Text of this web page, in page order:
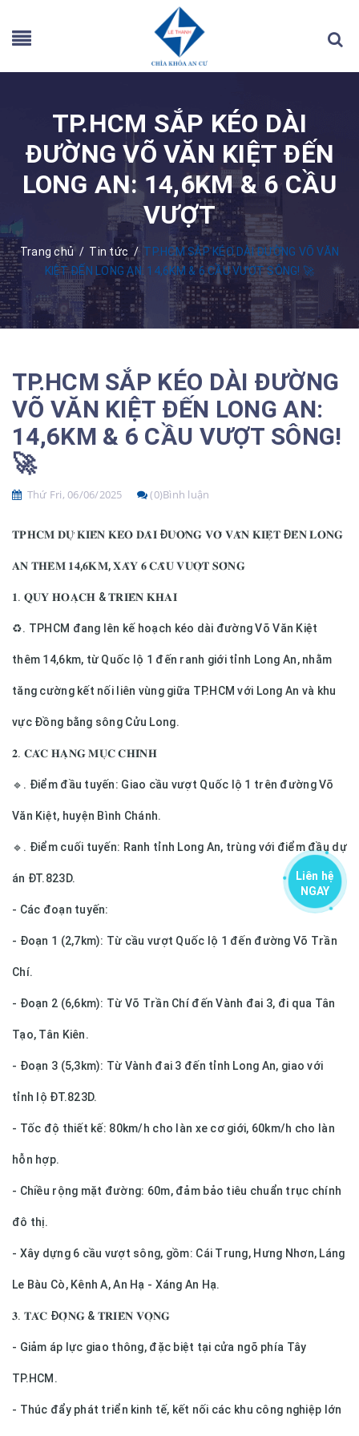
TP.HCM SẮP KÉO DÀI
ĐƯỜNG VÕ VĂN KIỆT ĐẾN
LONG AN: 14,6KM & 6 CẦU
VƯỢT
Trang chủ / Tin tức / TP.HCM SẮP KÉO DÀI ĐƯỜNG VÕ VĂN
KIỆT ĐẾN LONG AN: 14,6KM & 6 CẦU VƯỢT SÔNG! 🚀
TP.HCM SẮP KÉO DÀI ĐƯỜNG
VÕ VĂN KIỆT ĐẾN LONG AN:
14,6KM & 6 CẦU VƯỢT SÔNG!
🚀
Thứ Fri, 06/06/2025 (0)Bình luận
𝐓𝐏𝐇𝐂𝐌 𝐃𝐔̛̣ 𝐊𝐈𝐄̂́𝐍 𝐊𝐄́𝐎 𝐃𝐀̀𝐈 Đ𝐔̛𝐎̛̀𝐍𝐆 𝐕𝐎̃ 𝐕𝐀̆𝐍 𝐊𝐈𝐄̣̂𝐓 Đ𝐄̂́𝐍 𝐋𝐎𝐍𝐆
𝐀𝐍 𝐓𝐇𝐄̂𝐌 𝟏𝟒,𝟔𝐊𝐌, 𝐗𝐀̂𝐘 𝟔 𝐂𝐀̂̀𝐔 𝐕𝐔̛𝐎̛̣𝐓 𝐒𝐎̂𝐍𝐆
𝟏. 𝐐𝐔𝐘 𝐇𝐎𝐀̣𝐂𝐇 & 𝐓𝐑𝐈𝐄̂̉𝐍 𝐊𝐇𝐀𝐈
♻️. TPHCM đang lên kế hoạch kéo dài đường Võ Văn Kiệt
thêm 14,6km, từ Quốc lộ 1 đến ranh giới tỉnh Long An, nhằm
tăng cường kết nối liên vùng giữa TP.HCM với Long An và khu
vực Đồng bằng sông Cửu Long.
𝟐. 𝐂𝐀́𝐂 𝐇𝐀̣𝐍𝐆 𝐌𝐔̣𝐂 𝐂𝐇𝐈́𝐍𝐇
🔹. Điểm đầu tuyến: Giao cầu vượt Quốc lộ 1 trên đường Võ
Văn Kiệt, huyện Bình Chánh.
🔹. Điểm cuối tuyến: Ranh tỉnh Long An, trùng với điểm đầu dự
án ĐT.823D.
- Các đoạn tuyến:
- Đoạn 1 (2,7km): Từ cầu vượt Quốc lộ 1 đến đường Võ Trần
Chí.
- Đoạn 2 (6,6km): Từ Võ Trần Chí đến Vành đai 3, đi qua Tân
Tạo, Tân Kiên.
- Đoạn 3 (5,3km): Từ Vành đai 3 đến tỉnh Long An, giao với
tỉnh lộ ĐT.823D.
- Tốc độ thiết kế: 80km/h cho làn xe cơ giới, 60km/h cho làn
hỗn hợp.
- Chiều rộng mặt đường: 60m, đảm bảo tiêu chuẩn trục chính
đô thị.
- Xây dựng 6 cầu vượt sông, gồm: Cái Trung, Hưng Nhơn, Láng
Le Bàu Cò, Kênh A, An Hạ - Xáng An Hạ.
𝟑. 𝐓𝐀́𝐂 Đ𝐎̣̂𝐍𝐆 & 𝐓𝐑𝐈𝐄̂̉𝐍 𝐕𝐎̣𝐍𝐆
- Giảm áp lực giao thông, đặc biệt tại cửa ngõ phía Tây
TP.HCM.
- Thúc đẩy phát triển kinh tế, kết nối các khu công nghiệp lớn
Liên hệ
NGAY